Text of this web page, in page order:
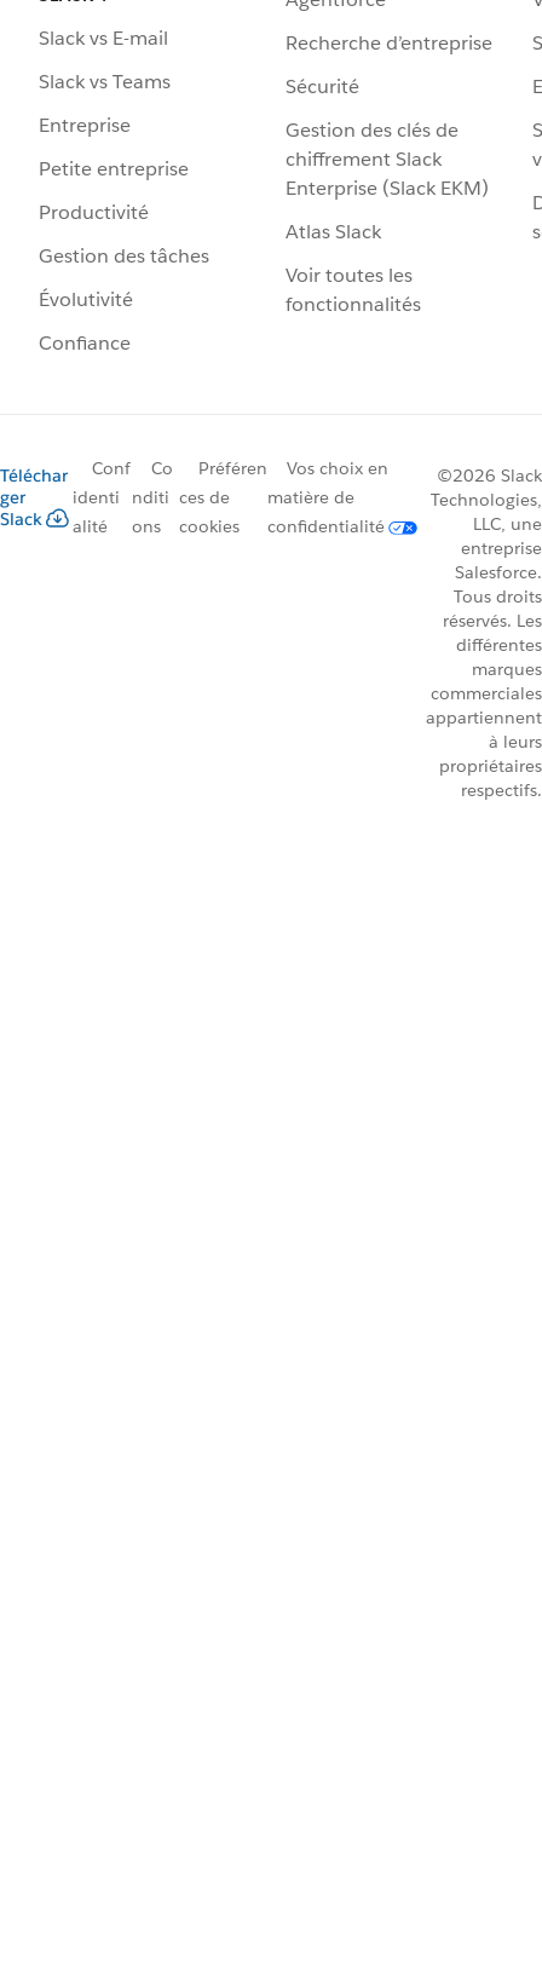
Slack vs E-mail
Slack vs Teams
Entreprise
Petite entreprise
Productivité
Gestion des tâches
Évolutivité
Confiance
Recherche d’entreprise
Sécurité
Gestion des clés de
chiffrement Slack
Enterprise (Slack EKM)
Atlas Slack
Voir toutes les
fonctionnalités
Téléchar
ger
Slack
Conf
identi
alité
Co
nditi
ons
Préféren
ces de
cookies
Vos choix en
matière de
confidentialité
©2026 Slack
Technologies,
LLC, une
entreprise
Salesforce.
Tous droits
réservés. Les
différentes
marques
commerciales
appartiennent
à leurs
propriétaires
respectifs.